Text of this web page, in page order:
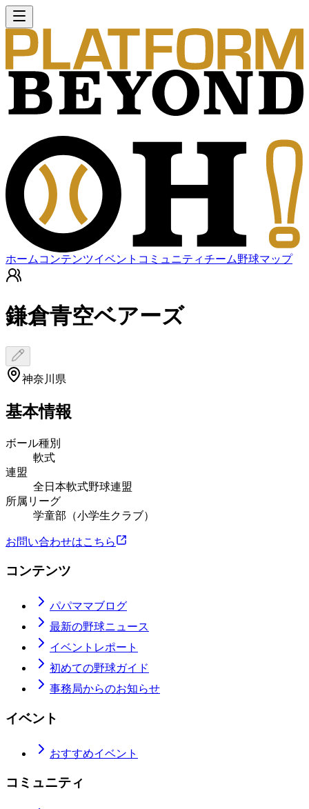
ホーム コンテンツイベント コミュニティチーム野球マップ
鎌倉青空ベアーズ
神奈川県
基本情報
ボール種別
軟式
連盟
全日本軟式野球連盟
所属リーグ
学童部（小学生クラブ）
お問い合わせはこちら
コンテンツ
パパママブログ
最新の野球ニュース
イベントレポート
初めての野球ガイド
事務局からのお知らせ
イベント
おすすめイベント
コミュニティ